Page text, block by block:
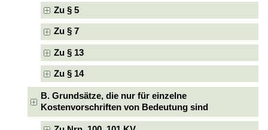
Zu § 5
Zu § 7
Zu § 13
Zu § 14
B. Grundsätze, die nur für einzelne
Kostenvorschriften von Bedeutung sind